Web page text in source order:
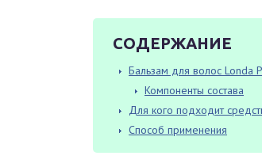
СОДЕРЖАНИЕ
Бальзам для волос Londa
Компоненты состава
Для кого подходит
Способ применения